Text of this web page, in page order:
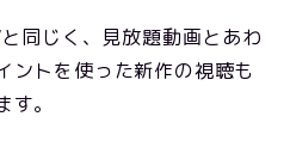
同じく、見放題動画とあわ
ントを使った新作の視聴も
。